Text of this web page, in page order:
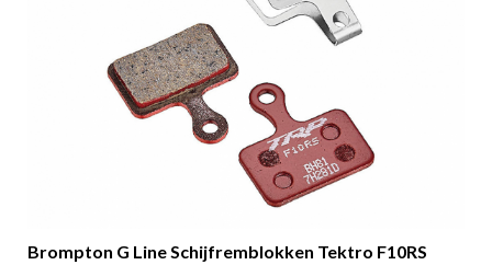
Brompton G Line Schijfremblokken Tektro F10RS